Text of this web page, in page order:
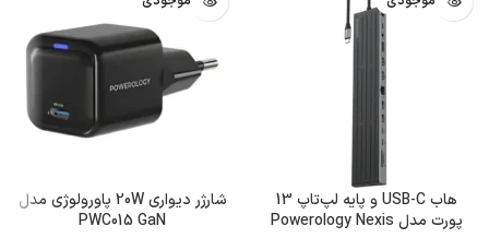
هاب USB-C و پایه لپ‌تاپ 13
پورت مدل Powerology Nexis
شارژر دیواری 20W پاورولوژی مدل
PWC015 GaN